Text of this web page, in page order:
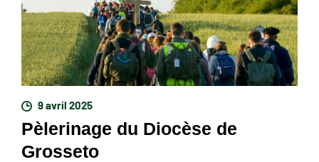
9 avril 2025
Pèlerinage du Diocèse de
Grosseto